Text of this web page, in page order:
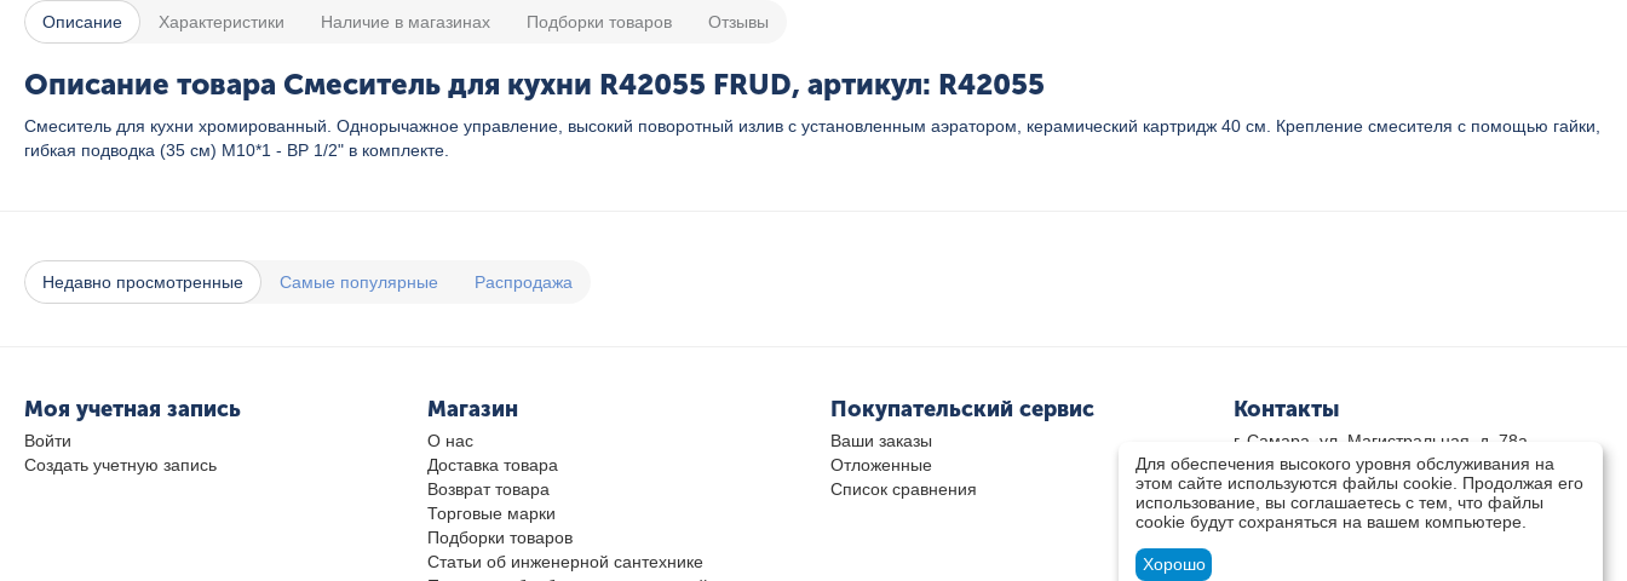
Описание Характеристики Наличие в магазинах Подборки товаров Отзывы
Описание товара Смеситель для кухни R42055 FRUD, артикул: R42055
Смеситель для кухни хромированный. Однорычажное управление, высокий поворотный излив с установленным аэратором, керамический картридж 40 см. Крепление смесителя с помощью гайки,
гибкая подводка (35 см) М10*1 - ВР 1/2" в комплекте.
Недавно просмотренные Самые популярные Распродажа
Моя учетная запись
Войти
Создать учетную запись
Магазин
О нас
Доставка товара
Возврат товара
Торговые марки
Подборки товаров
Статьи об инженерной сантехнике
Покупательский сервис
Ваши заказы
Отложенные
Список сравнения
Контакты
г. Самара, ул. Магистральная, д. 78а
8 800-333-33-79(звонок бесплатный)
8(846)-211-03-15
Пн-Пт 8.30 - 17.30 Сб 9.00 - 16.00
zakaz@teplocity.com
Для обеспечения высокого уровня обслуживания на
этом сайте используются файлы cookie. Продолжая его
использование, вы соглашаетесь с тем, что файлы
cookie будут сохраняться на вашем компьютере.
Хорошо